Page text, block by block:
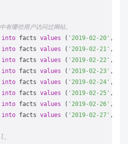
哪些用户访问过网站。
into facts values ( '2019-02-20' ,
into facts values ( '2019-02-21' ,
into facts values ( '2019-02-22' ,
into facts values ( '2019-02-23' ,
into facts values ( '2019-02-24' ,
into facts values ( '2019-02-25' ,
into facts values ( '2019-02-26' ,
into facts values ( '2019-02-27' ,